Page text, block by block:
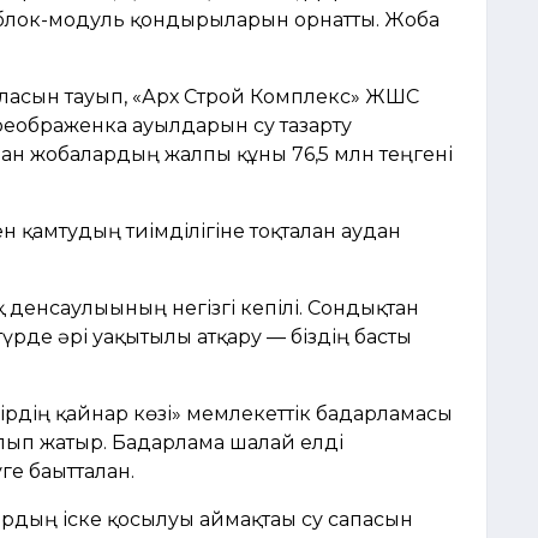
модуль қондырғыларын орнатты. Жоба
тауып, «Арх Строй Комплекс» ЖШС
ауылдарын су тазарту
жобалардың жалпы құны 76,5 млн теңгені
тиімділігіне тоқталған аудан
негізгі кепілі. Сондықтан
әрі уақытылы атқару — біздің басты
қайнар көзі» мемлекеттік бағдарламасы
жатыр. Бағдарлама шалғай елді
бағытталған.
іске қосылуы аймақтағы су сапасын